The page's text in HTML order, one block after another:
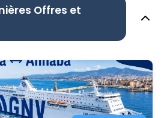
Offres et